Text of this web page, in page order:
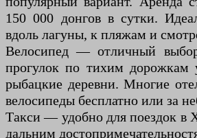
150 000 донгов в сутки.
вдоль лагуны, к пляжам и
Велосипед — отличный
прогулок по тихим дорожкам
рыбацкие деревни. Многие
велосипеды бесплатно или за
Такси — удобно для поездок в
дальним